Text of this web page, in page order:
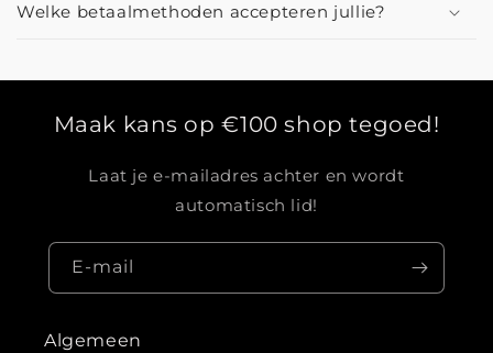
Welke betaalmethoden accepteren jullie?
Maak kans op €100 shop tegoed!
Laat je e-mailadres achter en wordt
automatisch lid!
E‑mail
Algemeen